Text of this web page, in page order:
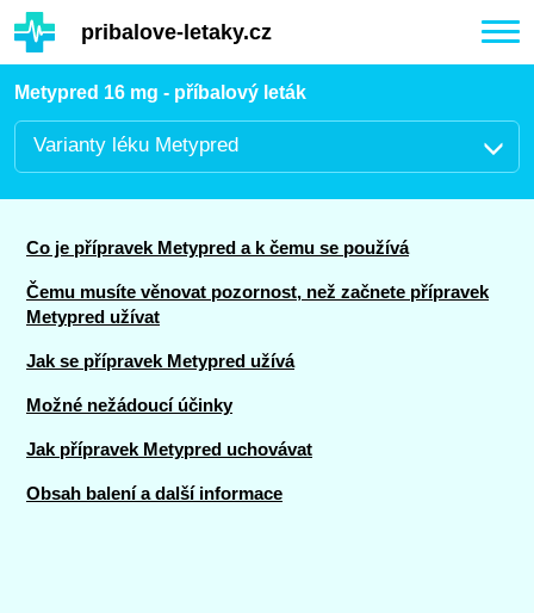
Hauptinhalt
pribalove-letaky.cz
Metypred 16 mg - příbalový leták
Varianty léku Metypred
Co je přípravek Metypred a k čemu se používá
Čemu musíte věnovat pozornost, než začnete přípravek
Metypred užívat
Jak se přípravek Metypred užívá
Možné nežádoucí účinky
Jak přípravek Metypred uchovávat
Obsah balení a další informace